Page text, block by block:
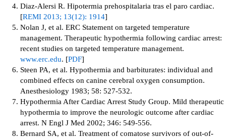
Diaz-Alersi R. Hipotermia prehospitalaria tras el paro cardiac.
[REMI 2013; 13(12): 1914]
Nolan J, et al. ERC Statement on targeted temperature
management. Therapeutic hypothermia following cardiac arrest:
recent studies on targeted temperature management.
www.erc.edu. [PDF]
Steen PA, et al. Hypothermia and barbiturates: individual and
combined effects on canine cerebral oxygen consumption.
Anesthesiology 1983; 58: 527-532.
Hypothermia After Cardiac Arrest Study Group. Mild therapeutic
hypothermia to improve the neurologic outcome after cardiac
arrest. N Engl J Med 2002; 346: 549-556.
Bernard SA, et al. Treatment of comatose survivors of out-of-